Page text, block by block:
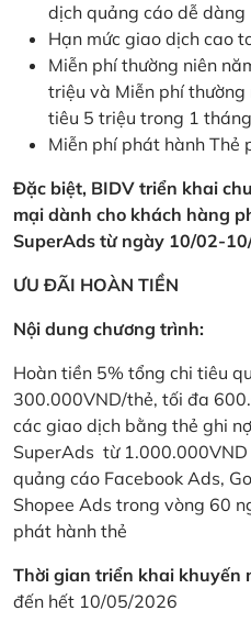
dịch quảng cáo dễ dàng
Hạn mức giao dịch cao
Miễn phí thường niên
triệu và Miễn phí thường
tiêu 5 triệu trong 1
Miễn phí phát hành Thẻ
Đặc biệt, BIDV triển khai
mại dành cho khách hàng
SuperAds từ ngày 10/02-
ƯU ĐÃI HOÀN TIỀN
Nội dung chương trình:
Hoàn tiền 5% tổng chi tiêu
300.000VND/thẻ, tối đa
các giao dịch bằng thẻ ghi
SuperAds từ
quảng cáo Facebook Ads,
Shopee Ads trong vòng 60
phát hành thẻ
Thời gian triển khai khuyến
đến hết 10/05/2026